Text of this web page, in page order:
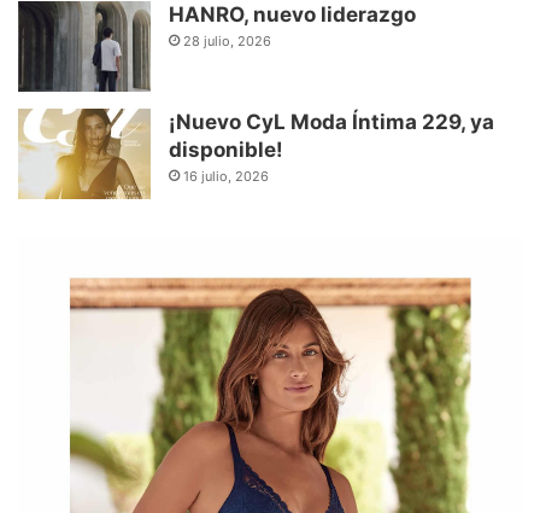
HANRO, nuevo liderazgo
28 julio, 2026
¡Nuevo CyL Moda Íntima 229, ya
disponible!
16 julio, 2026